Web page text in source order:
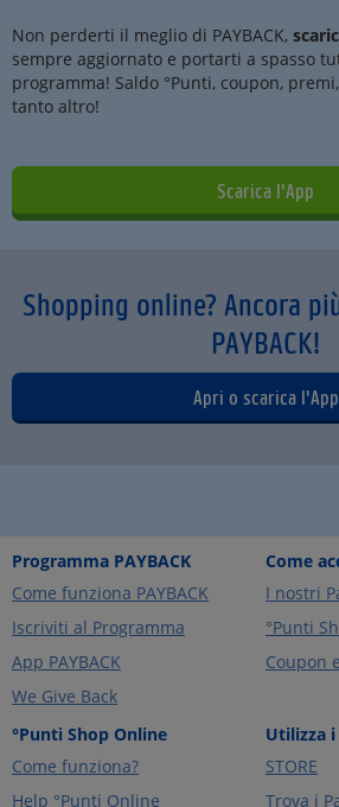
Non perderti il meglio di PAYBACK,
sempre aggiornato e portarti a spasso
programma! Saldo °Punti, coupon,
tanto altro!
Scarica l'App
Shopping online? Ancora
PAYBACK!
Apri o scarica l'App
Programma PAYBACK
Come funziona PAYBACK
Iscriviti al Programma
App PAYBACK
We Give Back
Come
I nostri
°Punti
Coupon
°Punti Shop Online
Come funziona?
Help °Punti Online
Utilizza i
STORE
Trova i